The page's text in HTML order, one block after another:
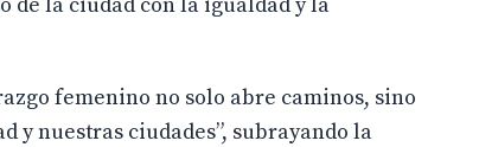
femenino no solo abre caminos, sino
y nuestras ciudades”, subrayando la